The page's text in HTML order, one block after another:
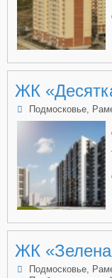
ЖК
Подмосковье,
ЖК
Подмосковье,